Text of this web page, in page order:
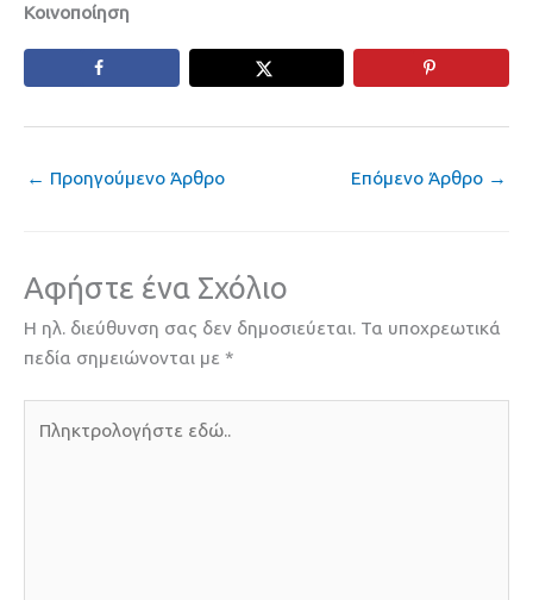
Κοινοποίηση
← Προηγούμενο Άρθρο Επόμενο Άρθρο →
Αφήστε ένα Σχόλιο
Η ηλ. διεύθυνση σας δεν δημοσιεύεται. Τα υποχρεωτικά
πεδία σημειώνονται με *
εδώ..